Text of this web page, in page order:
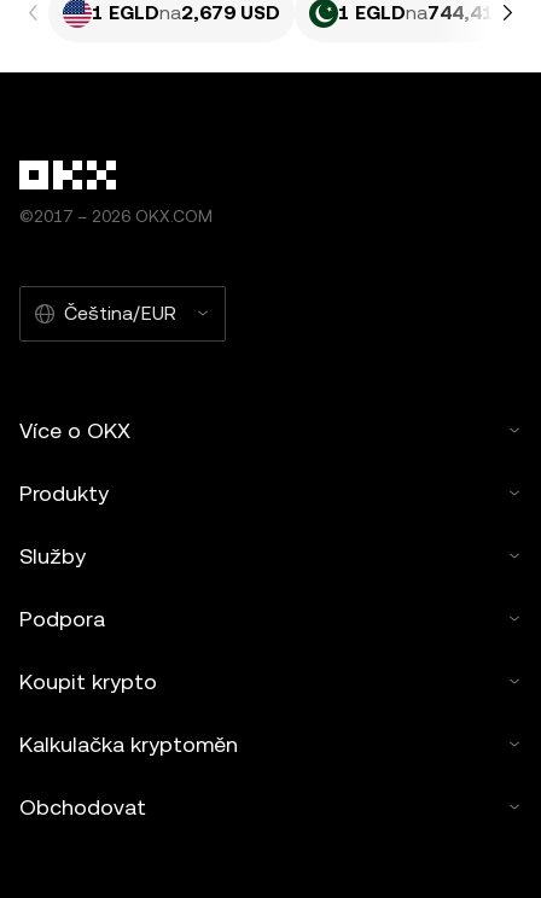
1 EGLDna2,679 USD 1 EGLDna744,41 PKR
©2017 – 2026 OKX.COM
Čeština/EUR
Více o OKX
Produkty
Služby
Podpora
Koupit krypto
Kalkulačka kryptoměn
Obchodovat